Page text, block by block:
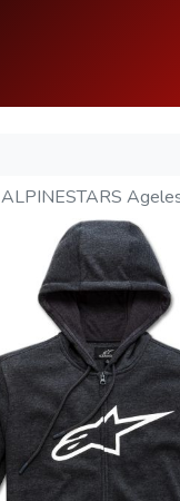
ALPINESTARS